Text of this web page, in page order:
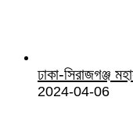
ঢাকা-সিরাজগঞ্জ
2024-04-06